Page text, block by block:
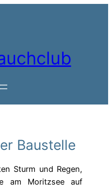
Baustelle
Sturm und Regen,
am Moritzsee auf